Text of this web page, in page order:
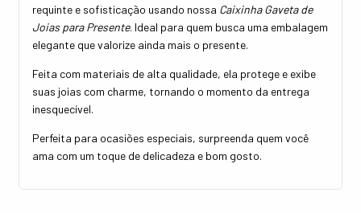
requinte e sofisticação usando nossa Caixinha Gaveta de
Joias para Presente. Ideal para quem busca uma embalagem
elegante que valorize ainda mais o presente.
Feita com materiais de alta qualidade, ela protege e exibe
suas joias com charme, tornando o momento da entrega
inesquecível.
Perfeita para ocasiões especiais, surpreenda quem você
ama com um toque de delicadeza e bom gosto.